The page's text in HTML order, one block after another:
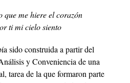
que me hiere el corazón
ti mi cielo siento
sido construida a partir del
y Conveniencia de una
tarea de la que formaron parte